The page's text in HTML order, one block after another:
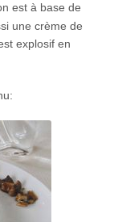
est à base de
une crème de
explosif en